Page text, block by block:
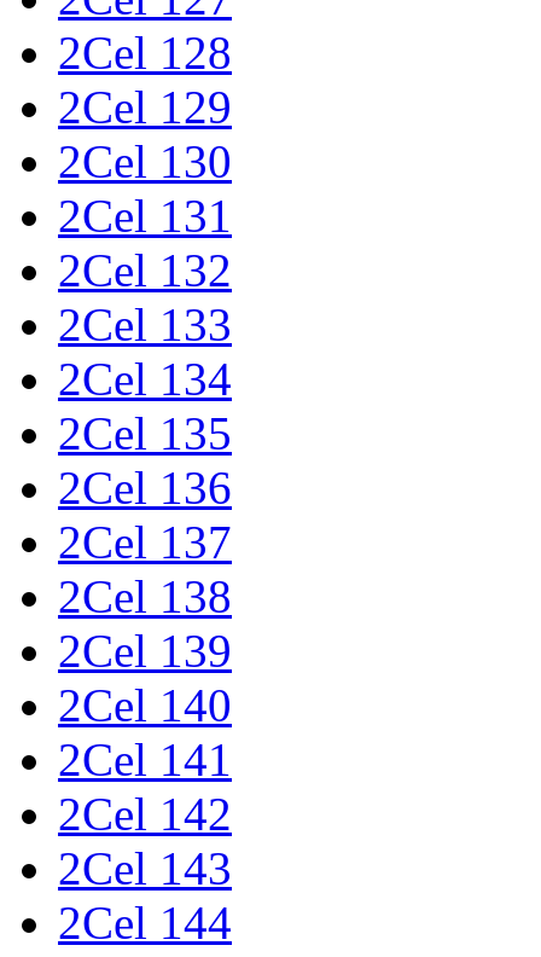
2Cel 128
2Cel 129
2Cel 130
2Cel 131
2Cel 132
2Cel 133
2Cel 134
2Cel 135
2Cel 136
2Cel 137
2Cel 138
2Cel 139
2Cel 140
2Cel 141
2Cel 142
2Cel 143
2Cel 144